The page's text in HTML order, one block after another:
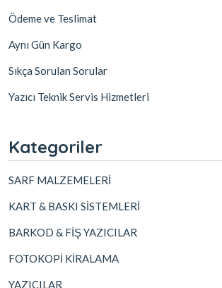
Ödeme ve Teslimat
Aynı Gün Kargo
Sıkça Sorulan Sorular
Yazıcı Teknik Servis Hizmetleri
Kategoriler
SARF MALZEMELERİ
KART & BASKI SİSTEMLERİ
BARKOD & FİŞ YAZICILAR
FOTOKOPİ KİRALAMA
YAZICILAR